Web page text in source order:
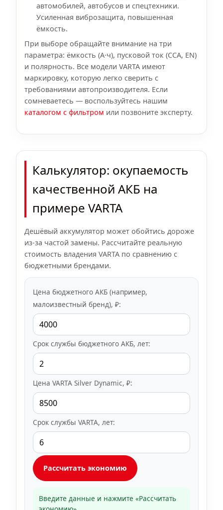
автомобилей, автобусов и спецтехники.
Усиленная виброзащита, повышенная
ёмкость.
При выборе обращайте внимание на три
параметра: ёмкость (А·ч), пусковой ток (CCA, EN)
и полярность. Все модели VARTA имеют
маркировку, которую легко сверить с
требованиями автопроизводителя. Если
сомневаетесь — воспользуйтесь нашим
каталогом с фильтром или позвоните эксперту.
Калькулятор: окупаемость
качественной АКБ на
примере VARTA
Дешёвый аккумулятор может обойтись дороже
из-за частой замены. Рассчитайте реальную
стоимость владения VARTA по сравнению с
бюджетными брендами.
Цена бюджетного АКБ (например,
малоизвестный бренд), ₽:
Срок службы бюджетного АКБ, лет:
Цена VARTA Silver Dynamic, ₽:
Срок службы VARTA, лет:
Рассчитать экономию
Введите данные и нажмите «Рассчитать